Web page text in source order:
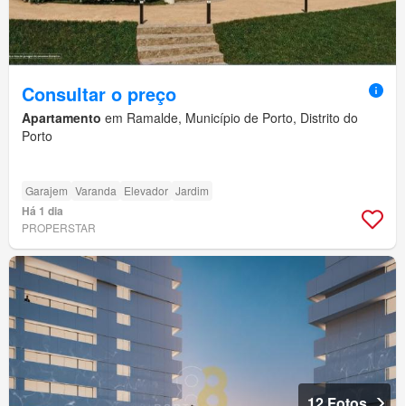
Consultar o preço
Apartamento em Ramalde, Município de Porto, Distrito do
Porto
Garajem Varanda Elevador Jardim
Há 1 dia
PROPERSTAR